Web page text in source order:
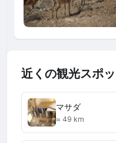
近くの観光スポッ
マサダ
≈ 49 km